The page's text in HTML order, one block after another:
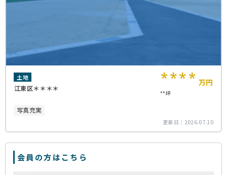
土地
江東区＊＊＊＊ **** 万円
**坪
写真充実
更新日： 2026.07.10
会員の方はこちら